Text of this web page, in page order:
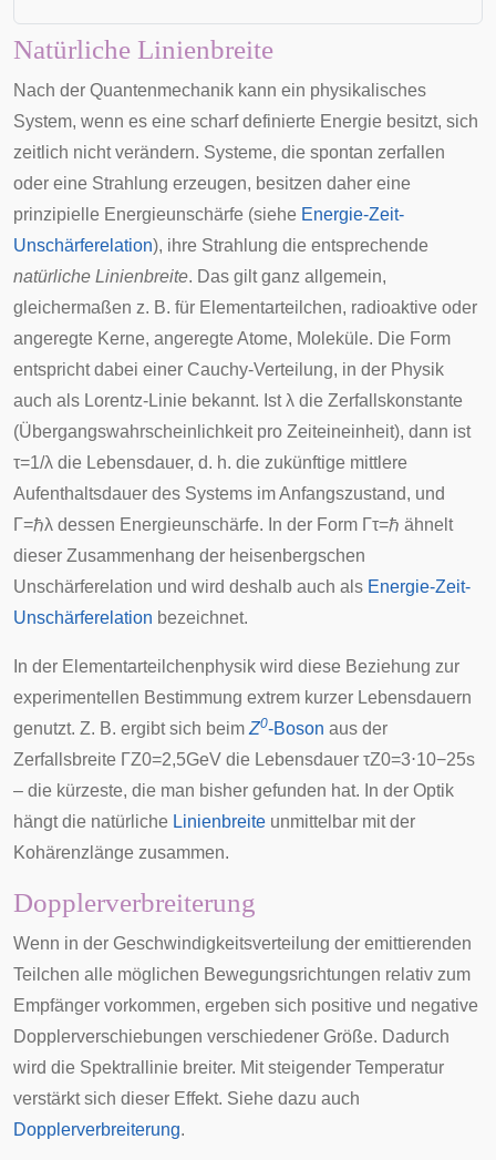
Natürliche Linienbreite
Nach der Quantenmechanik kann ein physikalisches
System, wenn es eine scharf definierte Energie besitzt, sich
zeitlich nicht verändern. Systeme, die spontan zerfallen
oder eine Strahlung erzeugen, besitzen daher eine
prinzipielle Energieunschärfe (siehe Energie-Zeit-
Unschärferelation), ihre Strahlung die entsprechende
natürliche Linienbreite. Das gilt ganz allgemein,
gleichermaßen z. B. für Elementarteilchen, radioaktive oder
angeregte Kerne, angeregte Atome, Moleküle. Die Form
entspricht dabei einer Cauchy-Verteilung, in der Physik
auch als Lorentz-Linie bekannt. Istλ die Zerfallskonstante
(Übergangswahrscheinlichkeit pro Zeiteineinheit), dann ist
τ=1/λ die Lebensdauer, d. h. die zukünftige mittlere
Aufenthaltsdauer des Systems im Anfangszustand, und
Γ=ℏλ dessen Energieunschärfe. In der Form Γτ=ℏ ähnelt
dieser Zusammenhang der heisenbergschen
Unschärferelation und wird deshalb auch als Energie-Zeit-
Unschärferelation bezeichnet.
In der Elementarteilchenphysik wird diese Beziehung zur
experimentellen Bestimmung extrem kurzer Lebensdauern
genutzt. Z. B. ergibt sich beim Z0-Boson aus der
Zerfallsbreite ΓZ0=2,5GeV die Lebensdauer τZ0=3⋅10−25s
– die kürzeste, die man bisher gefunden hat. In der Optik
hängt die natürliche Linienbreite unmittelbar mit der
Kohärenzlänge zusammen.
Dopplerverbreiterung
Wenn in der Geschwindigkeitsverteilung der emittierenden
Teilchen alle möglichen Bewegungsrichtungen relativ zum
Empfänger vorkommen, ergeben sich positive und negative
Dopplerverschiebungen verschiedener Größe. Dadurch
wird die Spektrallinie breiter. Mit steigender Temperatur
verstärkt sich dieser Effekt. Siehe dazu auch
Dopplerverbreiterung.